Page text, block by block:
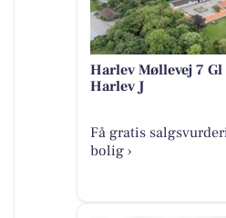
Harlev Møllevej 7
Harlev J
Få gratis
bolig ›